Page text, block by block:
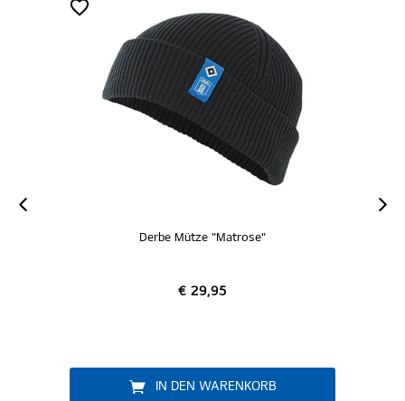
Derbe Mütze "Matrose"
€ 29,95
IN DEN WARENKORB